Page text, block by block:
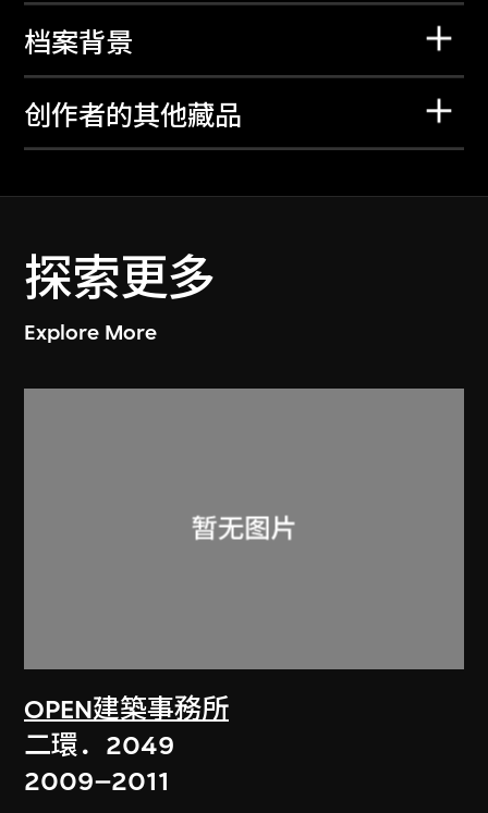
档案背景
创作者的其他藏品
探索更多
Explore More
OPEN建築事務所
二環．2049
2009–2011